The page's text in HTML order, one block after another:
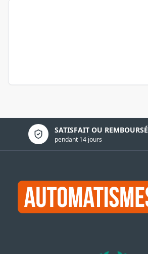
SATISFAIT OU REMBOURSÉ
pendant 14 jours
Politique de confidentialité